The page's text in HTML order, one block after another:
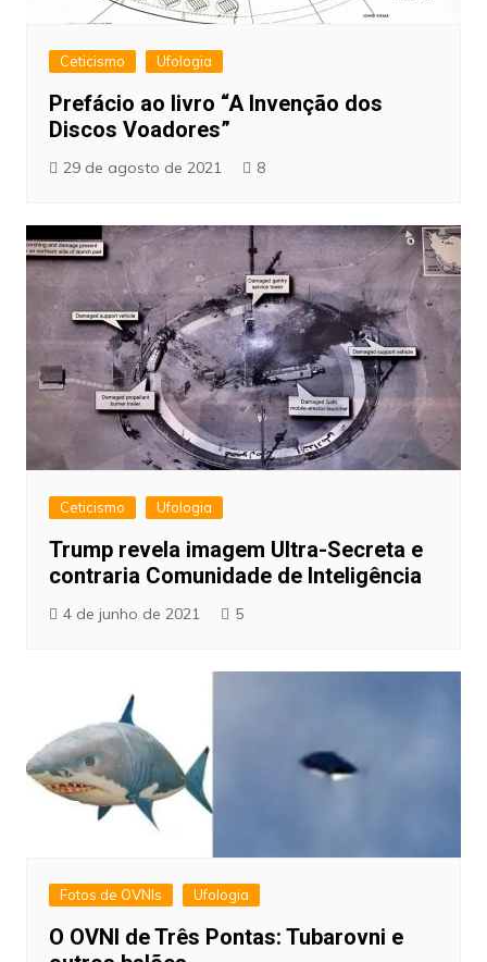
Ceticismo Ufologia
Prefácio ao livro “A Invenção dos
Discos Voadores”
29 de agosto de 2021 8
Ceticismo Ufologia
Trump revela imagem Ultra-Secreta e
contraria Comunidade de Inteligência
4 de junho de 2021 5
Fotos de OVNIs Ufologia
O OVNI de Três Pontas: Tubarovni e